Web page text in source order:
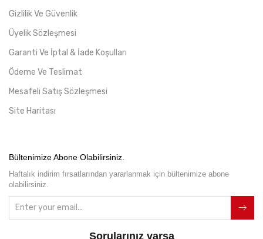
Gizlilik Ve Güvenlik
Üyelik Sözleşmesi
Garanti Ve İptal & İade Koşulları
Ödeme Ve Teslimat
Mesafeli Satış Sözleşmesi
Site Haritası
Bültenimize Abone Olabilirsiniz.
Haftalık indirim fırsatlarından yararlanmak için bültenimize abone
olabilirsiniz.
Sorularınız varsa